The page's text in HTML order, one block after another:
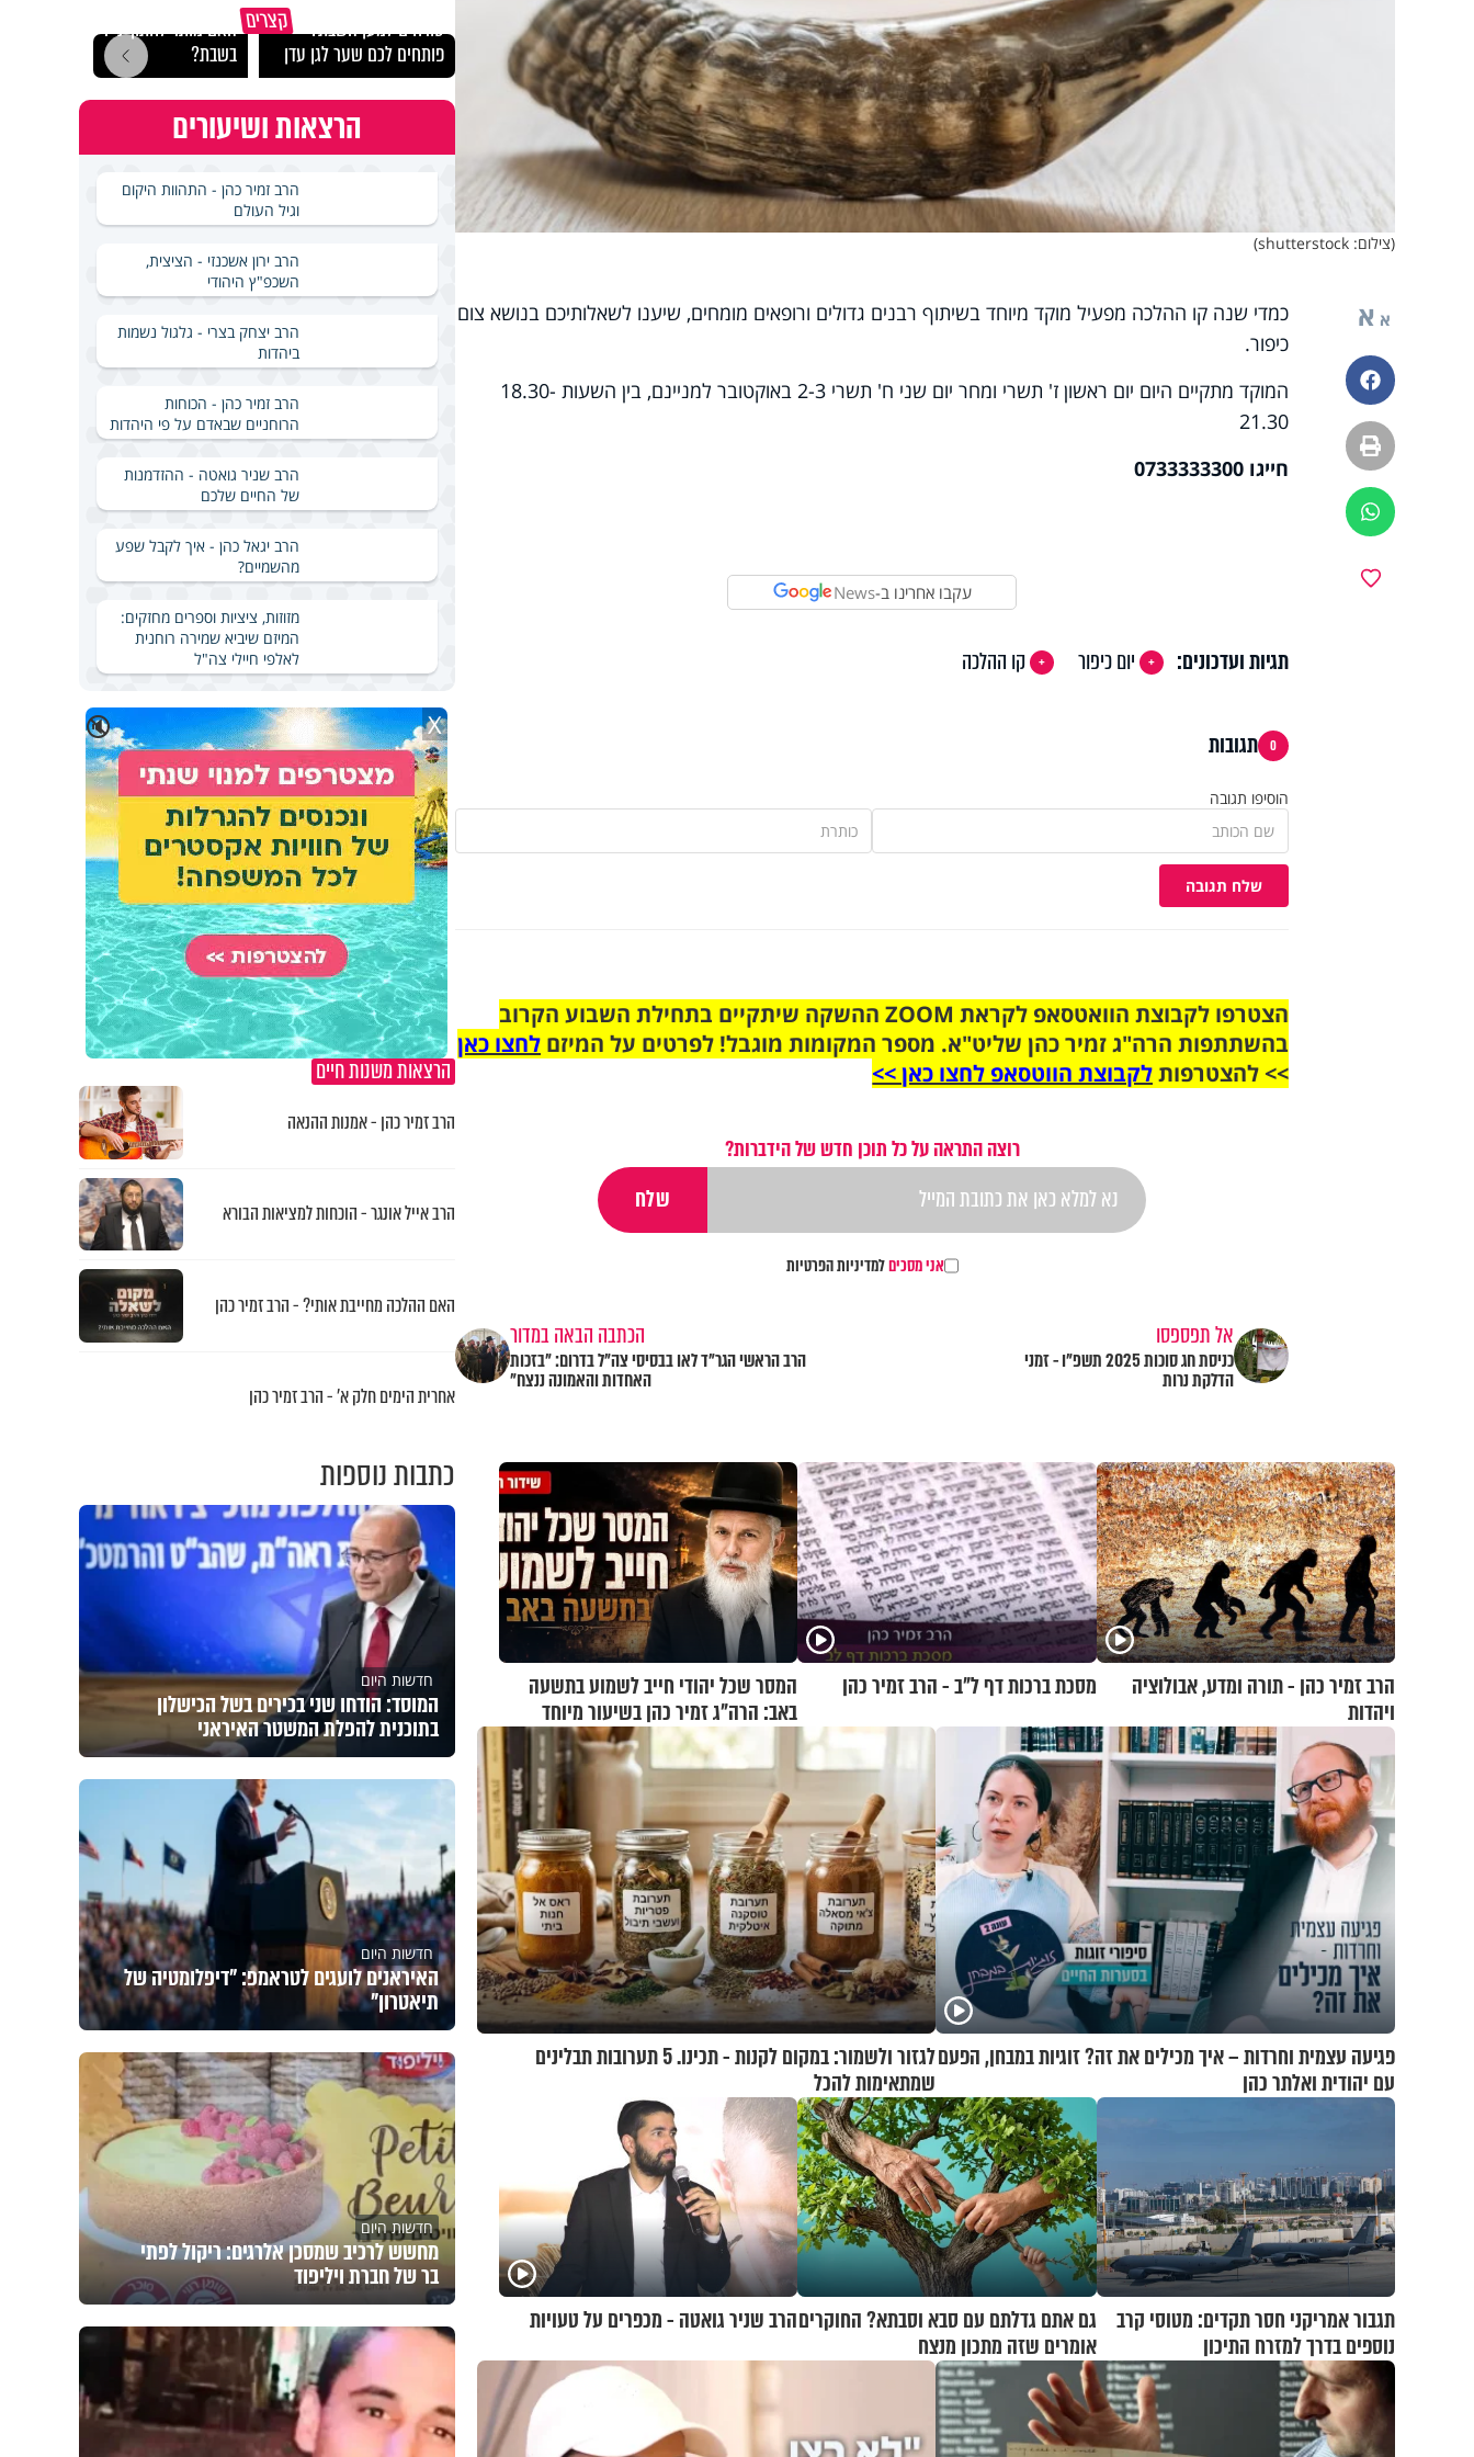
(צילום: shutterstock)
א א
פייסבוק
הדפסה
ווטסאפ
כמדי שנה קו ההלכה מפעיל מוקד מיוחד בשיתוף רבנים גדולים ורופאים מומחים, שיענו לשאלותיכם בנושא צום
כיפור.
המוקד מתקיים היום יום ראשון ז' תשרי ומחר יום שני ח' תשרי 2-3 באוקטובר למניינם, בין השעות 18.30-
21.30
חייגו 0733333300
עקבו אחרינו ב-News
תגיות ועדכונים: יום כיפור קו ההלכה
0 תגובות
הוסיפו תגובה
שלח תגובה
הצטרפו לקבוצת הוואטסאפ לקראת ZOOM ההשקה שיתקיים בתחילת השבוע הקרוב
בהשתתפות הרה"ג זמיר כהן שליט"א. מספר המקומות מוגבל! לפרטים על המיזם לחצו כאן
>> להצטרפותלקבוצת הווטסאפ לחצו כאן >>
רוצה התראה על כל תוכן חדש של הידברות?
אני מסכיםלמדיניות הפרטיות
אל תפספסו
כניסת חג סוכות 2025 תשפ"ו - זמני
הדלקת נרות
הכתבה הבאה במדור
הרב הראשי הגר"ד לאו בבסיסי צה"ל בדרום: "בזכות
האחדות והאמונה ננצח"
הרב זמיר כהן - תורה ומדע, אבולוציה
ויהדות
מסכת ברכות דף ל"ב - הרב זמיר כהן
המסר שכל יהודי חייב לשמוע בתשעה
באב: הרה"ג זמיר כהן בשיעור מיוחד
פגיעה עצמית וחרדות – איך מכילים את זה? זוגיות במבחן, הפעם
עם יהודית ואלתר כהן
לגזור ולשמור: במקום לקנות - תכינו. 5 תערובות תבלינים
שמתאימות להכל
תגבור אמריקני חסר תקדים: מטוסי קרב
נוספים בדרך למזרח התיכון
גם אתם גדלתם עם סבא וסבתא? החוקרים
אומרים שזה מתכון מנצח
הרב שניר גואטה - מכפרים על טעויות
קצרים
טורחים למען השבת?
פותחים לכם שער לגן עדן
האם מותר לחתוך נייר
בשבת?
הרצאות ושיעורים
הרב זמיר כהן - התהוות היקום
וגיל העולם
הרב ירון אשכנזי - הציצית,
השכפ"ץ היהודי
הרב יצחק בצרי - גלגול נשמות
ביהדות
הרב זמיר כהן - הכוחות
הרוחניים שבאדם על פי היהדות
הרב שניר גואטה - ההזדמנות
של החיים שלכם
הרב יגאל כהן - איך לקבל שפע
מהשמיים?
מזוזות, ציציות וספרים מחזקים:
המיזם שיביא שמירה רוחנית
לאלפי חיילי צה"ל
🔇 X
הרצאות משנות חיים
הרב זמיר כהן - אמנות ההנאה
הרב אייל אונגר - הוכחות למציאות הבורא
האם ההלכה מחייבת אותי? - הרב זמיר כהן
אחרית הימים חלק א’ - הרב זמיר כהן
כתבות נוספות
חדשות היום
המוסד: הודחו שני בכירים בשל הכישלון
בתוכנית להפלת המשטר האיראני
חדשות היום
האיראנים לועגים לטראמפ: "דיפלומטיה של
תיאטרון"
חדשות היום
מחשש לרכיב שמסכן אלרגים: ריקול לפתי
בר של חברת ויליפוד